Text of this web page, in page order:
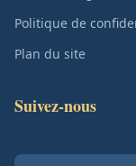
Politique de
Plan du site
Suivez-nous